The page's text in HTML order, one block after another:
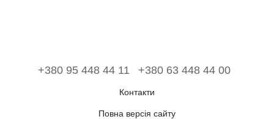
+380 95 448 44 11 +380 63 448 44 00
Контакти
Повна версія сайту